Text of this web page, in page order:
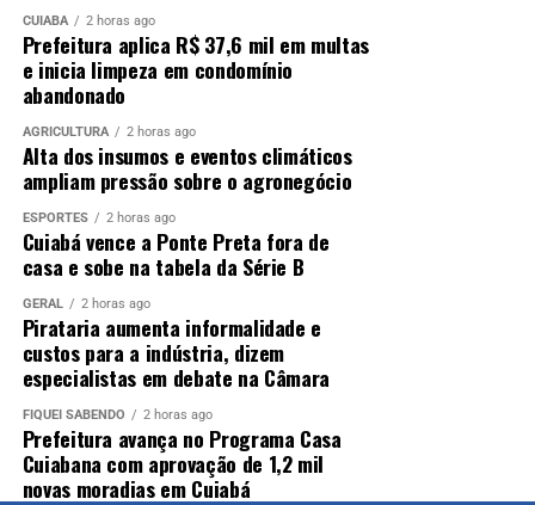
CUIABÁ 2 horas ago
Prefeitura aplica R$ 37,6 mil em multas
e inicia limpeza em condomínio
abandonado
AGRICULTURA 2 horas ago
Alta dos insumos e eventos climáticos
ampliam pressão sobre o agronegócio
ESPORTES 2 horas ago
Cuiabá vence a Ponte Preta fora de
casa e sobe na tabela da Série B
GERAL 2 horas ago
Pirataria aumenta informalidade e
custos para a indústria, dizem
especialistas em debate na Câmara
FIQUEI SABENDO 2 horas ago
Prefeitura avança no Programa Casa
Cuiabana com aprovação de 1,2 mil
novas moradias em Cuiabá